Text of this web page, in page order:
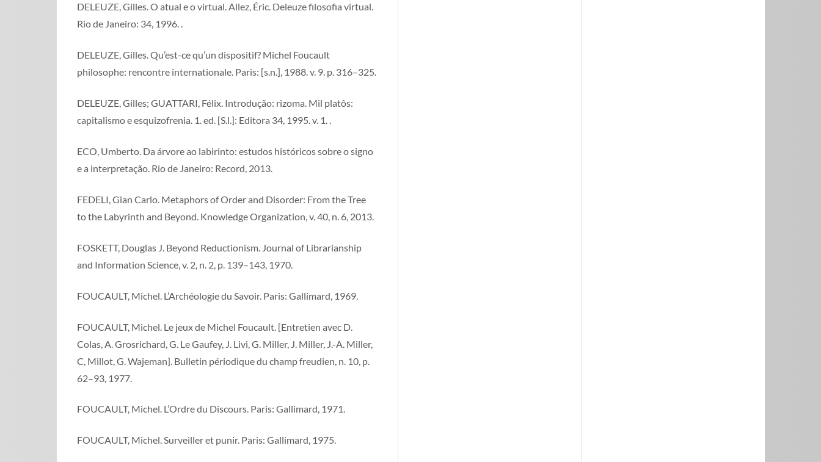
DELEUZE, Gilles. O atual e o virtual. Allez, Éric. Deleuze filosofia virtual.
Rio de Janeiro: 34, 1996. .
DELEUZE, Gilles. Qu’est-ce qu’un dispositif? Michel Foucault
philosophe: rencontre internationale. Paris: [s.n.], 1988. v. 9. p. 316–325.
DELEUZE, Gilles; GUATTARI, Félix. Introdução: rizoma. Mil platôs:
capitalismo e esquizofrenia. 1. ed. [S.l.]: Editora 34, 1995. v. 1. .
ECO, Umberto. Da árvore ao labirinto: estudos históricos sobre o signo
e a interpretação. Rio de Janeiro: Record, 2013.
FEDELI, Gian Carlo. Metaphors of Order and Disorder: From the Tree
to the Labyrinth and Beyond. Knowledge Organization, v. 40, n. 6, 2013.
FOSKETT, Douglas J. Beyond Reductionism. Journal of Librarianship
and Information Science, v. 2, n. 2, p. 139–143, 1970.
FOUCAULT, Michel. L’Archéologie du Savoir. Paris: Gallimard, 1969.
FOUCAULT, Michel. Le jeux de Michel Foucault. [Entretien avec D.
Colas, A. Grosrichard, G. Le Gaufey, J. Livi, G. Miller, J. Miller, J.-A. Miller,
C, Millot, G. Wajeman]. Bulletin périodique du champ freudien, n. 10, p.
62–93, 1977.
FOUCAULT, Michel. L’Ordre du Discours. Paris: Gallimard, 1971.
FOUCAULT, Michel. Surveiller et punir. Paris: Gallimard, 1975.